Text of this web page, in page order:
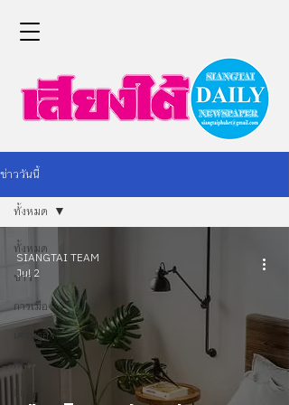
ข่าววันนี้
ทั้งหมด
ข่าว
การเมือง
เศรษฐกิจ
กีฬา
Life &
ทั้งหมด
SIANGTAI TEAM
Jul 2